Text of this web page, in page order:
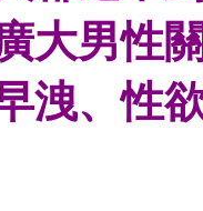
大男性
洩、性